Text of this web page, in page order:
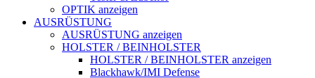
OPTIK anzeigen
AUSRÜSTUNG
AUSRÜSTUNG anzeigen
HOLSTER / BEINHOLSTER
HOLSTER / BEINHOLSTER anzeigen
Blackhawk/IMI Defense